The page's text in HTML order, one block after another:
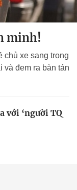
minh!
chủ xe sang trọng
và đem ra bàn tán
với ‘người TQ